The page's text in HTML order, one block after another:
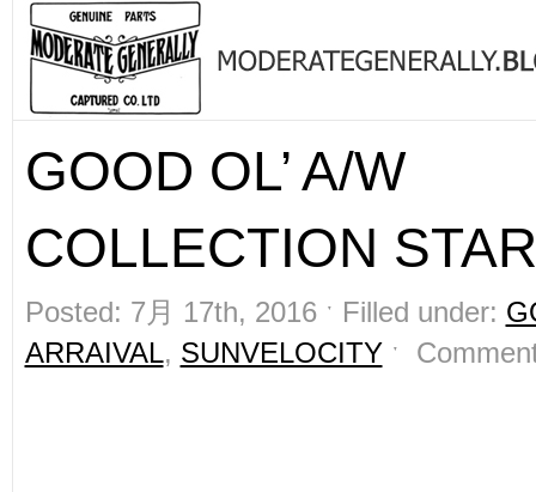
GOOD OL’ A/W
COLLECTION
Posted: 7月 17th, 2016 ˑ Filled under:
ARRAIVAL, SUNVELOCITYˑ